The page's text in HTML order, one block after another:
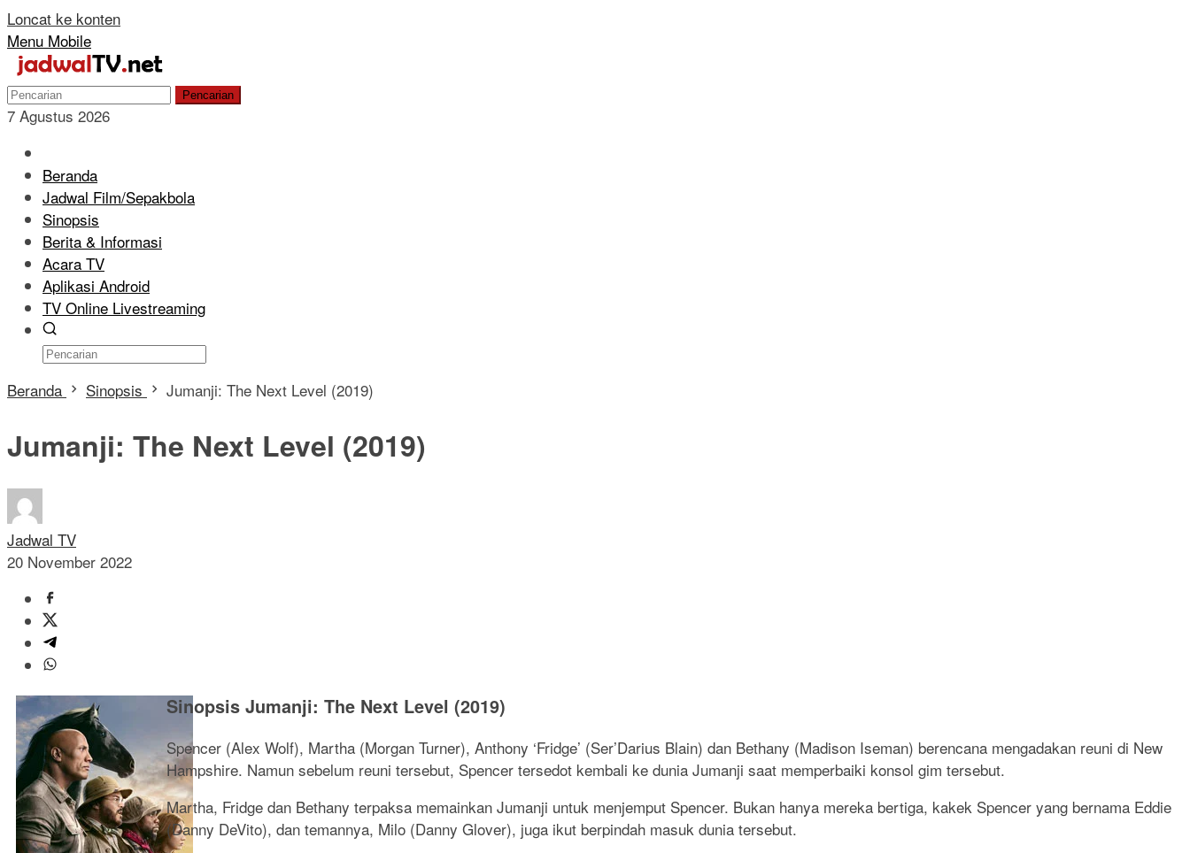
Loncat ke konten
Menu Mobile
Pencarian
7 Agustus 2026
Beranda
Jadwal Film/Sepakbola
Sinopsis
Berita & Informasi
Acara TV
Aplikasi Android
TV Online Livestreaming
Beranda Sinopsis Jumanji: The Next Level (2019)
Jumanji: The Next Level (2019)
Jadwal TV
20 November 2022
Sinopsis Jumanji: The Next Level (2019)
Spencer (Alex Wolf), Martha (Morgan Turner), Anthony ‘Fridge’ (Ser’Darius Blain) dan Bethany (Madison Iseman) berencana mengadakan reuni di New
Hampshire. Namun sebelum reuni tersebut, Spencer tersedot kembali ke dunia Jumanji saat memperbaiki konsol gim tersebut.
Martha, Fridge dan Bethany terpaksa memainkan Jumanji untuk menjemput Spencer. Bukan hanya mereka bertiga, kakek Spencer yang bernama Eddie
(Danny DeVito), dan temannya, Milo (Danny Glover), juga ikut berpindah masuk dunia tersebut.